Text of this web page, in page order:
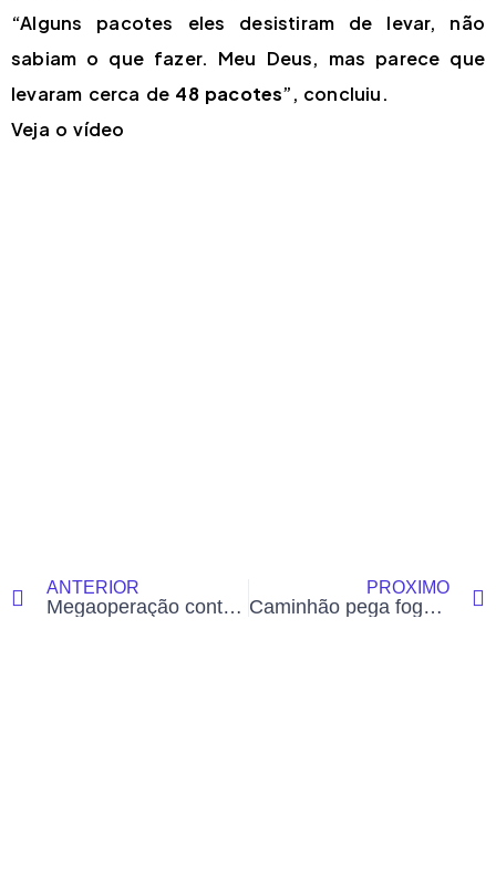
“Alguns pacotes eles desistiram de levar, não
sabiam o que fazer. Meu Deus, mas parece que
levaram cerca de 48 pacotes”, concluiu.
Veja o vídeo
ANTERIOR
Megaoperação contra o Comando Vermelho mobiliza forças de segurança e cumpre cerca de 100 mandados no Acre
PRÓXIMO
Caminhão pega fogo dentro de armazém e mobiliza Bombeiros em Tarauacá